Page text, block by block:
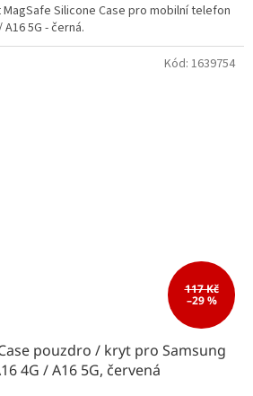
Silicone Case pro mobilní telefon
5G - černá.
117 Kč
–29 %
pouzdro / kryt pro Samsung
4G / A16 5G, červená
Kód: 1639754